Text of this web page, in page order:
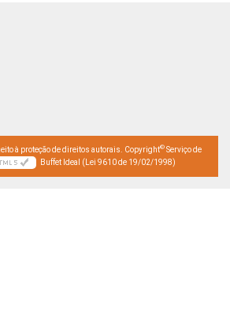
à proteção de direitos autorais. Copyright© Serviço de
Buffet Ideal (Lei 9610 de 19/02/1998)